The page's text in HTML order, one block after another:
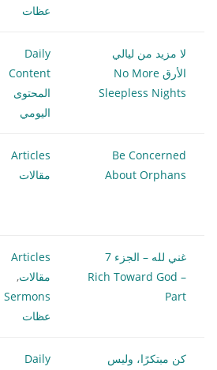
عظات
لا مزيد من ليالي
الأرق No More
Sleepless Nights
Daily
Content
المحتوى
اليومي
Be Concerned
About Orphans
Articles
مقالات
غني لله – الجزء 7
Rich Toward God –
Part
Articles
مقالات,
Sermons
عظات
كن مبتكرًا، وليس
Daily